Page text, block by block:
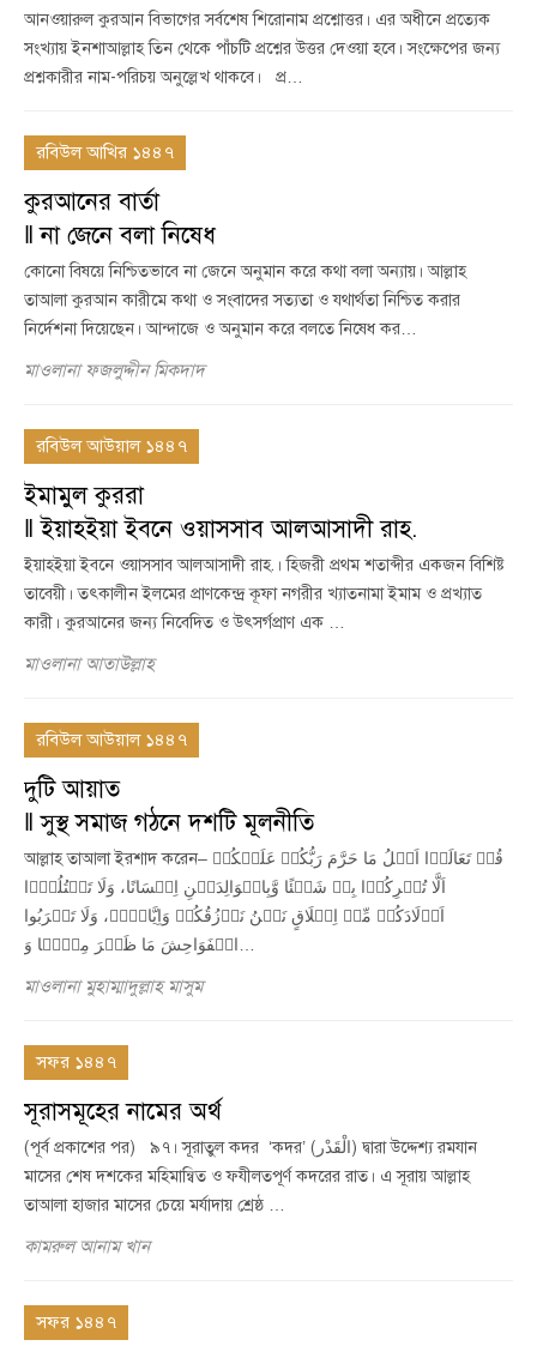
আনওয়ারুল কুরআন বিভাগের সর্বশেষ শিরোনাম প্রশ্নোত্তর। এর অধীনে প্রত্যেক
সংখ্যায় ইনশাআল্লাহ তিন থেকে পাঁচটি প্রশ্নের উত্তর দেওয়া হবে। সংক্ষেপের জন্য
প্রশ্নকারীর নাম-পরিচয় অনুল্লেখ থাকবে। প্র…
রবিউল আখির ১৪৪৭
কুরআনের বার্তা
‖ না জেনে বলা নিষেধ
কোনো বিষয়ে নিশ্চিতভাবে না জেনে অনুমান করে কথা বলা অন্যায়। আল্লাহ
তাআলা কুরআন কারীমে কথা ও সংবাদের সত্যতা ও যথার্থতা নিশ্চিত করার
নির্দেশনা দিয়েছেন। আন্দাজে ও অনুমান করে বলতে নিষেধ কর…
মাওলানা ফজলুদ্দীন মিকদাদ
রবিউল আউয়াল ১৪৪৭
ইমামুল কুররা
‖ ইয়াহইয়া ইবনে ওয়াসসাব আলআসাদী রাহ.
ইয়াহইয়া ইবনে ওয়াসসাব আলআসাদী রাহ.। হিজরী প্রথম শতাব্দীর একজন বিশিষ্ট
তাবেয়ী। তৎকালীন ইলমের প্রাণকেন্দ্র্র কূফা নগরীর খ্যাতনামা ইমাম ও প্রখ্যাত
কারী। কুরআনের জন্য নিবেদিত ও উৎসর্গপ্রাণ এক …
মাওলানা আতাউল্লাহ
রবিউল আউয়াল ১৪৪৭
দুটি আয়াত
‖ সুস্থ সমাজ গঠনে দশটি মূলনীতি
আল্লাহ তাআলা ইরশাদ করেন– قُلۡ تَعَالَوۡا اَتۡلُ مَا حَرَّمَ رَبُّکُمۡ عَلَیۡکُمۡ
اَلَّا تُشۡرِکُوۡا بِہٖ شَیۡئًا وَّبِالۡوَالِدَیۡنِ اِحۡسَانًا، وَلَا تَقۡتُلُوۡۤا
اَوۡلَادَکُمۡ مِّنۡ اِمۡلَاقٍ نَحۡنُ نَرۡزُقُکُمۡ وَاِیَّاہُمۡ، وَلَا تَقۡرَبُوا
الۡفَوَاحِشَ مَا ظَہَرَ مِنۡہَا وَ…
মাওলানা মুহাম্মাদুল্লাহ মাসুম
সফর ১৪৪৭
সূরাসমূহের নামের অর্থ
(পূর্ব প্রকাশের পর) ৯৭। সূরাতুল কদর ‘কদর’ (الْقَدْر) দ্বারা উদ্দেশ্য রমযান
মাসের শেষ দশকের মহিমান্বিত ও ফযীলতপূর্ণ কদরের রাত। এ সূরায় আল্লাহ
তাআলা হাজার মাসের চেয়ে মর্যাদায় শ্রেষ্ঠ …
কামরুল আনাম খান
সফর ১৪৪৭